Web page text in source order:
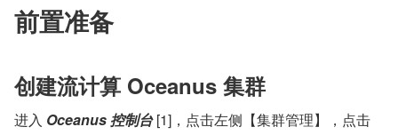
前置准备
创建流计算 Oceanus 集群
进入 Oceanus 控制台 [1]，点击左侧【集群管理】，点击